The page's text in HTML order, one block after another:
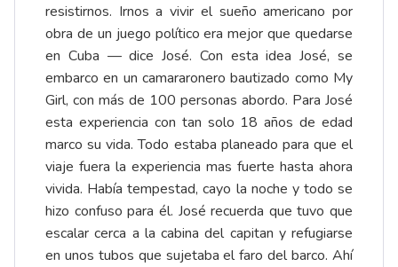
resistirnos. Irnos a vivir el sueño americano por
obra de un juego político era mejor que quedarse
en Cuba­­ — dice José. Con esta idea José, se
embarco en un camararonero bautizado como My
Girl, con más de 100 personas abordo. Para José
esta experiencia con tan solo 18 años de edad
marco su vida. Todo estaba planeado para que el
viaje fuera la experiencia mas fuerte hasta ahora
vivida. Había tempestad, cayo la noche y todo se
hizo confuso para él. José recuerda que tuvo que
escalar cerca a la cabina del capitan y refugiarse
en unos tubos que sujetaba el faro del barco. Ahí